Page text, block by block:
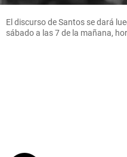
El discurso de Santos se dará
sábado a las 7 de la mañana,